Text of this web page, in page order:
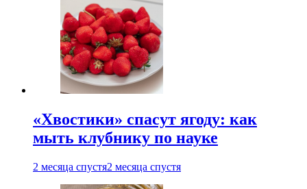
«Хвостики» спасут ягоду: как
мыть клубнику по науке
2 месяца спустя2 месяца спустя